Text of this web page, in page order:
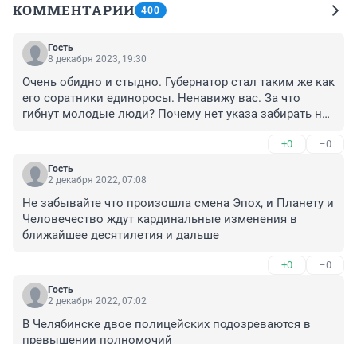
КОММЕНТАРИИ 400
Гость
8 декабря 2023, 19:30
Очень обидно и стыдно. Губернатор стал таким же как
его соратники единоросы. Ненавижу вас. За что
гибнут молодые люди? Почему нет указа забирать на
+0 –0
Гость
2 декабря 2022, 07:08
Не забывайте что произошла смена Эпох, и Планету и
Человечество ждут кардинальные изменения в
ближайшее десятилетия и дальше
+0 –0
Гость
2 декабря 2022, 07:02
В Челябинске двое полицейских подозреваются в
превышении полномочий